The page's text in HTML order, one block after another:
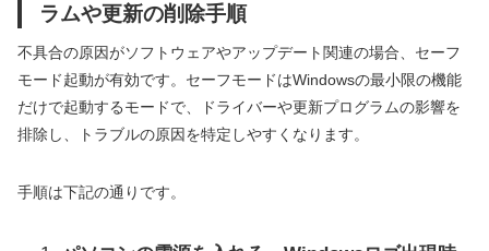
ラムや更新の削除手順
不具合の原因がソフトウェアやアップデート関連の場合、セーフ
モード起動が有効です。セーフモードはWindowsの最小限の機能
だけで起動するモードで、ドライバーや更新プログラムの影響を
排除し、トラブルの原因を特定しやすくなります。
手順は下記の通りです。